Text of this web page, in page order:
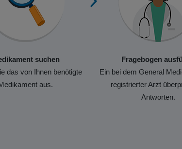
suchen
das von Ihnen benötigte
aus.
Fragebogen
Ein bei dem General
registrierter Arzt
Antworten.